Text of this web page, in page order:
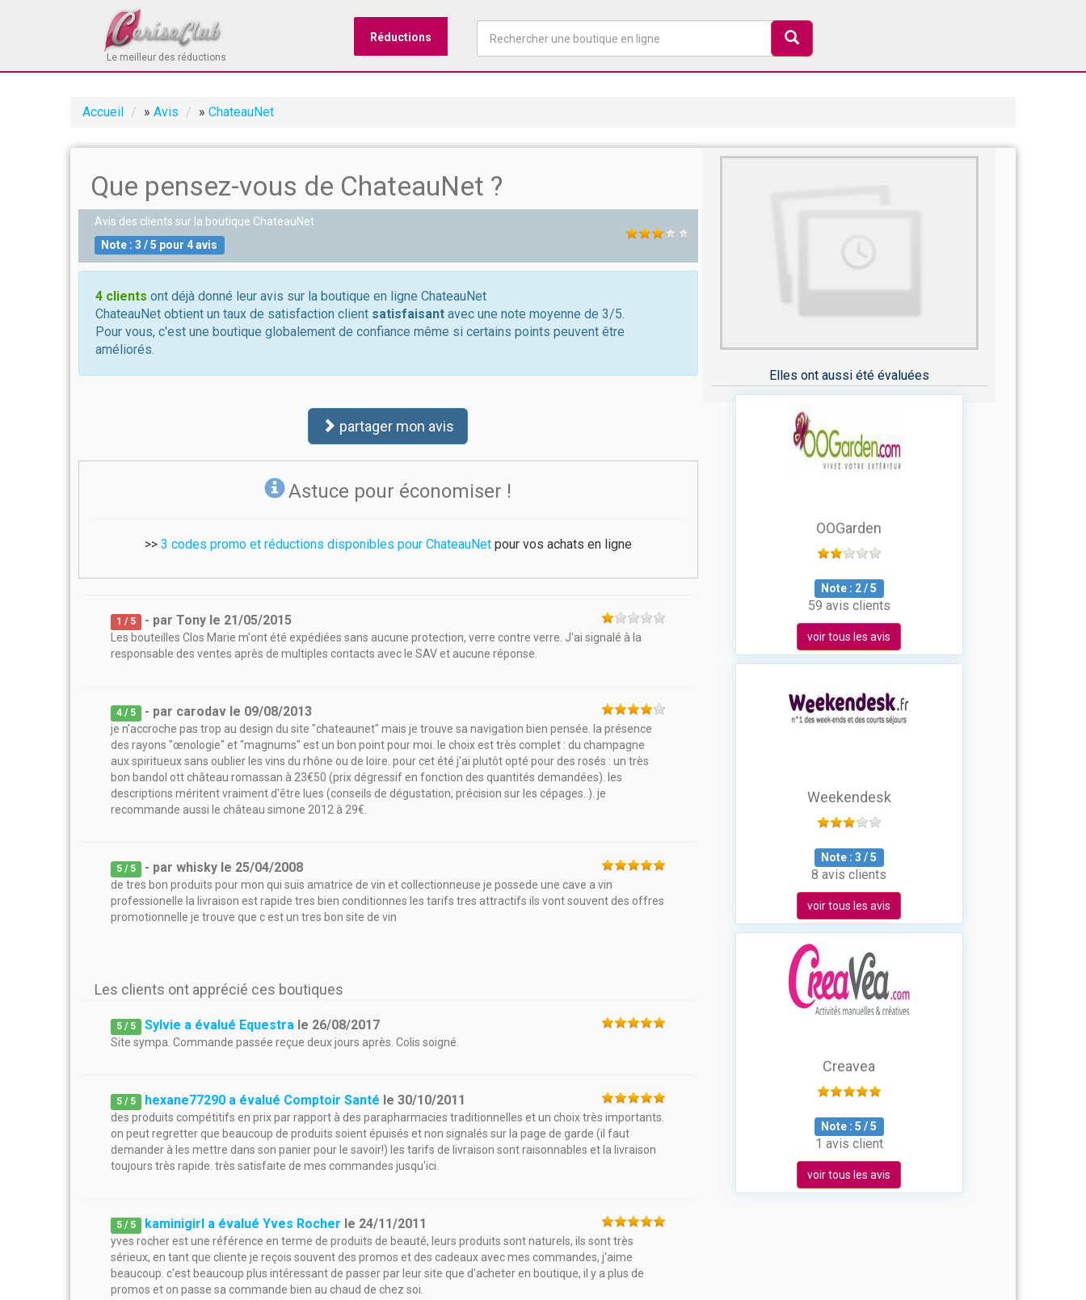
Le meilleur des réductions
Réductions
Accueil » Avis » ChateauNet
Que pensez-vous de ChateauNet ?
Avis des clients sur la boutique ChateauNet
Note :3 /5 pour 4avis
4 clients ont déjà donné leur avis sur la boutique en ligne ChateauNet
ChateauNet obtient un taux de satisfaction client satisfaisant avec une note moyenne de 3/5.
Pour vous, c'est une boutique globalement de confiance même si certains points peuvent être
améliorés.
partager mon avis
Astuce pour économiser !
>> 3 codes promo et réductions disponibles pour ChateauNetpour vos achats en ligne
1 / 5 - parTony le 21/05/2015
Les bouteilles Clos Marie m'ont été expédiées sans aucune protection, verre contre verre. J'ai signalé à la
responsable des ventes après de multiples contacts avec le SAV et aucune réponse.
4 / 5 - par carodav le 09/08/2013
je n'accroche pas trop au design du site "chateaunet" mais je trouve sa navigation bien pensée. la présence
des rayons "œnologie" et "magnums" est un bon point pour moi. le choix est très complet : du champagne
aux spiritueux sans oublier les vins du rhône ou de loire. pour cet été j'ai plutôt opté pour des rosés : un très
bon bandol ott château romassan à 23€50 (prix dégressif en fonction des quantités demandées). les
descriptions méritent vraiment d'être lues (conseils de dégustation, précision sur les cépages..). je
recommande aussi le château simone 2012 à 29€.
5 / 5 - parwhisky le 25/04/2008
de tres bon produits pour mon qui suis amatrice de vin et collectionneuse je possede une cave a vin
professionelle la livraison est rapide tres bien conditionnes les tarifs tres attractifs ils vont souvent des offres
promotionnelle je trouve que c est un tres bon site de vin
Les clients ont apprécié ces boutiques
5 / 5 Sylvie a évalué Equestra le 26/08/2017
Site sympa. Commande passée reçue deux jours après. Colis soigné.
5 / 5 hexane77290 a évalué Comptoir Santé le30/10/2011
des produits compétitifs en prix par rapport à des parapharmacies traditionnelles et un choix très importants.
on peut regretter que beaucoup de produits soient épuisés et non signalés sur la page de garde (il faut
demander à les mettre dans son panier pour le savoir!) les tarifs de livraison sont raisonnables et la livraison
toujours très rapide. très satisfaite de mes commandes jusqu'ici.
5 / 5 kaminigirl a évalué Yves Rocher le 24/11/2011
yves rocher est une référence en terme de produits de beauté, leurs produits sont naturels, ils sont très
sérieux, en tant que cliente je reçois souvent des promos et des cadeaux avec mes commandes, j'aime
beaucoup. c'est beaucoup plus intéressant de passer par leur site que d'acheter en boutique, il y a plus de
promos et on passe sa commande bien au chaud de chez soi.
Elles ont aussi été évaluées
OOGarden
Note : 2/5
59 avis clients
voir tous les avis
Weekendesk
Note :3 /5
8 avis clients
voir tous les avis
Creavea
Note :5 /5
1 avis client
voir tous les avis